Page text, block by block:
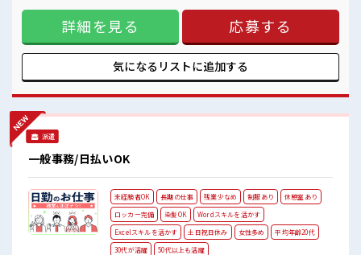
あなたの個性を大事にできます♪
気の職場≫ 明るすぎたり奇抜でなければ基本的に自由！ (規
定有)制服があると毎日の服選びに悩まずOK♪ ≪未経験の方
も大カンゲイ≫ 新しいことにチャレンジするのは不安だけ
ど、 しっかり働く環境が整っています！ イチからスキルUP・
ステップUP目指していきましょう！ ■職場の雰囲気 女性多め
で休み時間は女子トークがあふれる職場です！ もちろん男性
あなたの個性を大事にできます♪
詳細を見る 応募する
気になるリストに追加する
派遣
一般事務/日払いOK
未経験者OK 長期の仕事 残業少なめ 制服あり
休憩室あり
ロッカー完備
染髪OK
Wordスキルを活かす
Excelスキルを活かす
土日祝日休み 女性多め
平均年齢20代
30代が活躍
50代以上も活躍